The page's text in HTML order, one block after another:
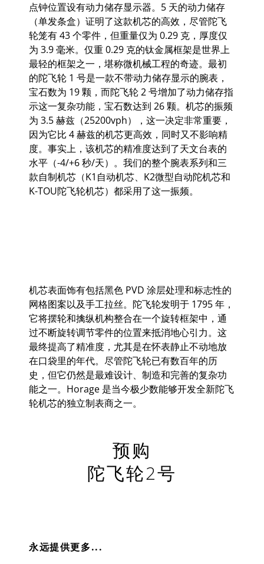
点钟位置设有动力储存显示器。5 天的动力储存
（单发条盒）证明了这款机芯的高效，尽管陀飞
轮笼有 43 个零件，但重量仅为 0.29 克，厚度仅
为 3.9 毫米。仅重 0.29 克的钛金属框架是世界上
最轻的框架之一，堪称微机械工程的奇迹。最初
的陀飞轮 1 号是一款不带动力储存显示的腕表，
宝石数为 19 颗，而陀飞轮 2 号增加了动力储存指
示这一复杂功能，宝石数达到 26 颗。机芯的振频
为 3.5 赫兹（25200vph），这一决定非常重要，
因为它比 4 赫兹的机芯更高效，同时又不影响精
度。事实上，该机芯的精准度达到了天文台表的
水平（-4/+6 秒/天）。我们的整个腕表系列和三
款自制机芯（K1自动机芯、K2微型自动陀机芯和
K-TOU陀飞轮机芯）都采用了这一振频。
机芯表面饰有包括黑色 PVD 涂层处理和标志性的
网格图案以及手工拉丝。陀飞轮发明于 1795 年，
它将摆轮和擒纵机构整合在一个旋转框架中，通
过不断旋转调节零件的位置来抵消地心引力。这
最终提高了精准度，尤其是在怀表静止不动地放
在口袋里的年代。尽管陀飞轮已有数百年的历
史，但它仍然是最难设计、制造和完善的复杂功
能之一。Horage 是当今极少数能够开发全新陀飞
轮机芯的独立制表商之一。
预购
陀飞轮2号
永远提供更多...